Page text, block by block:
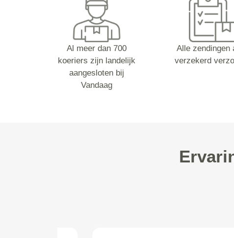
Al meer dan 700
koeriers zijn landelijk
aangesloten bij
Vandaag
Alle zendingen
verzekerd